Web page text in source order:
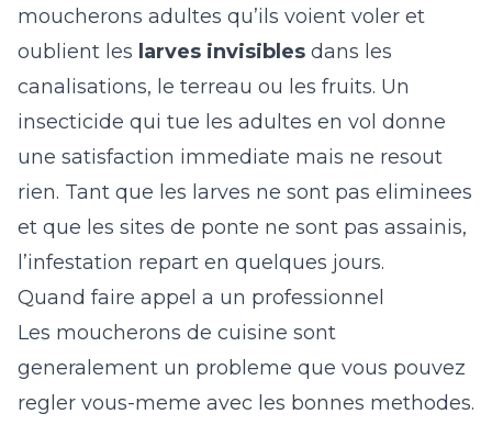
moucherons adultes qu’ils voient voler et
oublient les larves invisibles dans les
canalisations, le terreau ou les fruits. Un
insecticide qui tue les adultes en vol donne
une satisfaction immediate mais ne resout
rien. Tant que les larves ne sont pas eliminees
et que les sites de ponte ne sont pas assainis,
l’infestation repart en quelques jours.
Quand faire appel a un professionnel
Les moucherons de cuisine sont
generalement un probleme que vous pouvez
regler vous-meme avec les bonnes methodes.